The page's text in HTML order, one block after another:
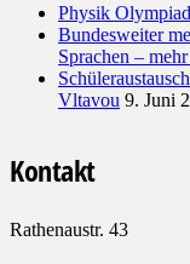
Physik
Bundesweiter
Sprachen –
Vltavou 9. Juni
Kontakt
Rathenaustr. 43